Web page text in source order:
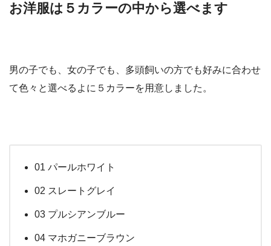
お洋服は５カラーの中から選べます
男の子でも、女の子でも、多頭飼いの方でも好みに合わせ
て色々と選べるよに５カラーを用意しました。
01 パールホワイト
02 スレートグレイ
03 プルシアンブルー
04 マホガニーブラウン